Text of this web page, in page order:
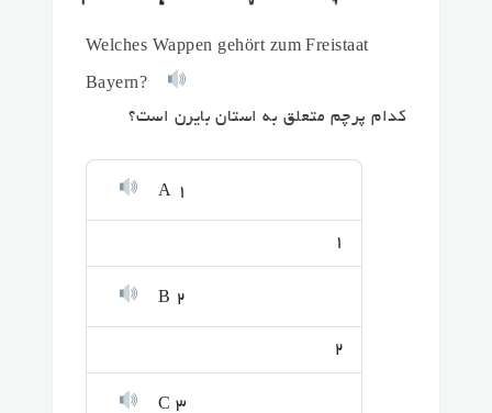
Welches Wappen gehört zum Freistaat
Bayern?
کدام پرچم متعلق به استان بایرن است؟
A 1
1
B 2
2
C 3